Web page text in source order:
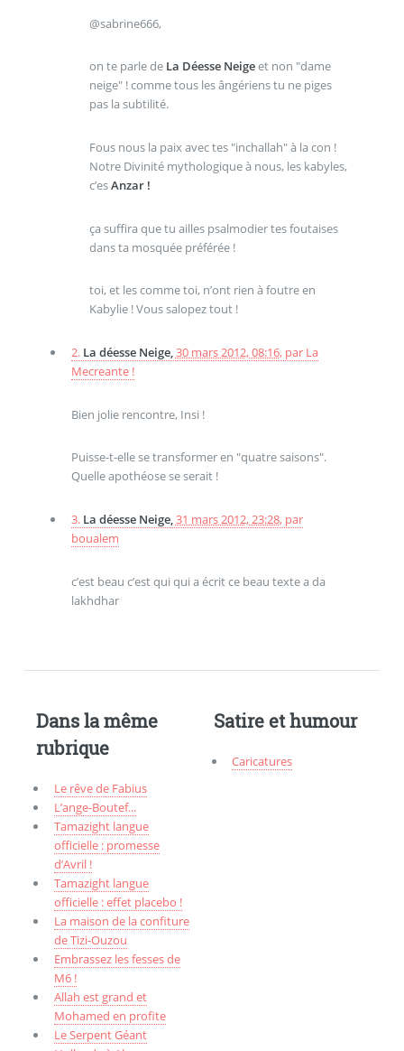
@sabrine666,
on te parle de La Déesse Neigeet non "dame
neige" ! comme tous les ângériens tu ne piges
pas la subtilité.
Fous nous la paix avec tes "inchallah" à la con !
Notre Divinité mythologique à nous, les kabyles,
c’esAnzar !
ça suffira que tu ailles psalmodier tes foutaises
dans ta mosquée préférée !
toi, et les comme toi, n’ont rien à foutre en
Kabylie ! Vous salopez tout !
2. La déesse Neige,30 mars 2012, 08:16, par La
Mecreante !
Bien jolie rencontre, Insi !
Puisse-t-elle se transformer en "quatre saisons".
Quelle apothéose se serait !
3. La déesse Neige,31 mars 2012, 23:28, par
boualem
c’est beau c’est qui qui a écrit ce beau texte a da
lakhdhar
Dans la même
rubrique
Le rêve de Fabius
L’ange-Boutef...
Tamazight langue
officielle : promesse
d’Avril !
Tamazight langue
officielle : effet placebo !
La maison de la confiture
de Tizi-Ouzou
Embrassez les fesses de
M6 !
Allah est grand et
Mohamed en profite
Le Serpent Géant
Satire et humour
Caricatures